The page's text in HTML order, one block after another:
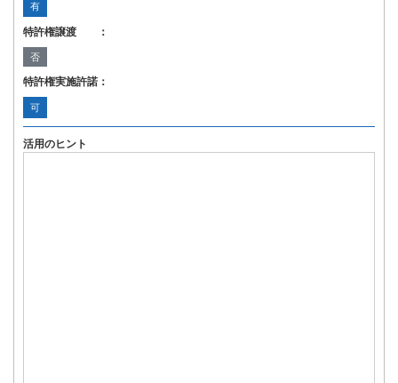
有
特許権譲渡 ：
否
特許権実施許諾：
可
活用のヒント